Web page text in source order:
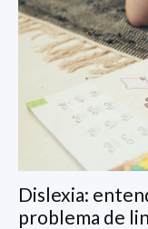
Dislexia:
problema de